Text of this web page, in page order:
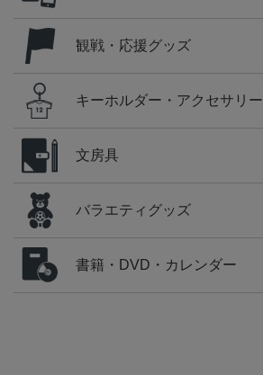
観戦・応援グッズ
キーホルダー・アクセサリー
文房具
バラエティグッズ
書籍・DVD・カレンダー